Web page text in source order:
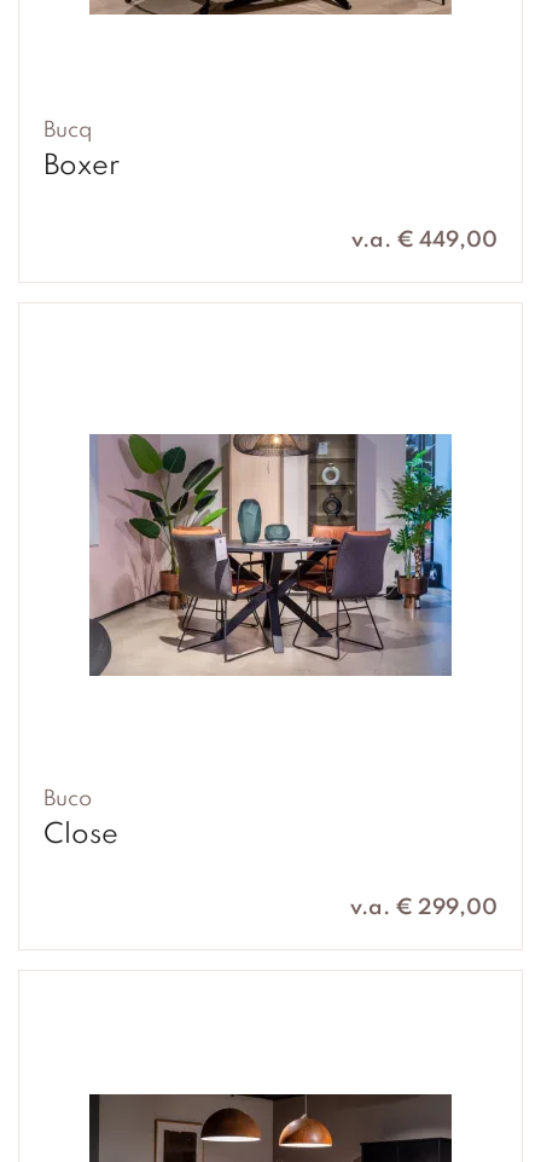
Bucq
Boxer
v.a. € 449,00
Buco
Close
v.a. € 299,00